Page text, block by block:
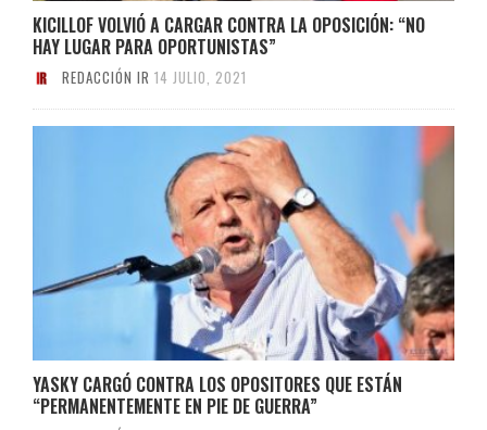
KICILLOF VOLVIÓ A CARGAR CONTRA LA OPOSICIÓN: “NO
HAY LUGAR PARA OPORTUNISTAS”
REDACCIÓN IR 14 JULIO, 2021
YASKY CARGÓ CONTRA LOS OPOSITORES QUE ESTÁN
“PERMANENTEMENTE EN PIE DE GUERRA”